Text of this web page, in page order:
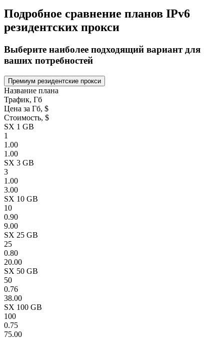
Подробное сравнение планов IPv6
резидентских прокси
Выберите наиболее подходящий вариант для
ваших потребностей
Премиум резидентские прокси
Название плана
Трафик, Гб
Цена за Гб, $
Стоимость, $
SX 1 GB
1
1.00
1.00
SX 3 GB
3
1.00
3.00
SX 10 GB
10
0.90
9.00
SX 25 GB
25
0.80
20.00
SX 50 GB
50
0.76
38.00
SX 100 GB
100
0.75
75.00